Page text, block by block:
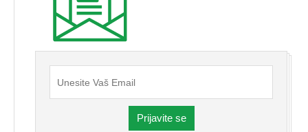
Prijavite se